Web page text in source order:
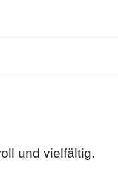
und vielfältig.